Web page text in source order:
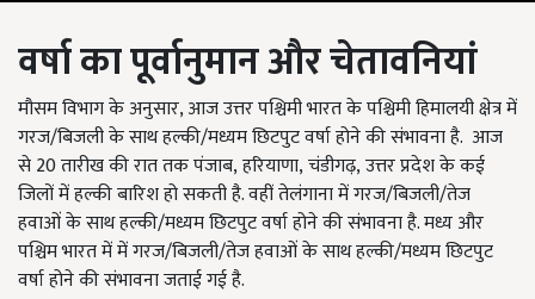
वर्षा का पूर्वानुमान और चेतावनियां
मौसम विभाग के अनुसार,आज उत्तर पश्चिमी भारत के पश्चिमी हिमालयी क्षेत्र में
गरज/बिजली के साथ हल्की/मध्यम छिटपुट वर्षा होने की संभावना है. आज
से 20तारीख की रात तक पंजाब, हरियाणा, चंडीगढ़, उत्तर प्रदेश के कई
जिलों में हल्की बारिश हो सकती है. वहीं तेलंगाना में गरज/बिजली/तेज
हवाओं के साथ हल्की/मध्यम छिटपुट वर्षा होने की संभावना है. मध्य और
पश्चिम भारत में में गरज/बिजली/तेज हवाओं के साथ हल्की/मध्यम छिटपुट
वर्षा होने की संभावना जताई गई है.